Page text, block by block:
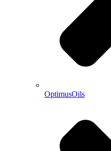
OptimusOils